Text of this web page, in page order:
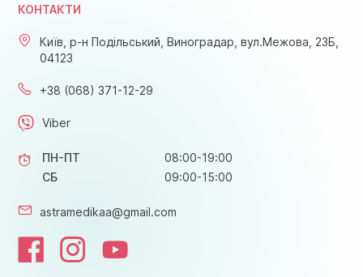
КОНТАКТИ
Київ, р-н Подільський, Виноградар, вул.Межова, 23Б,
04123
+38 (068) 371-12-29
Viber
ПН-ПТ
08:00-19:00
СБ
09:00-15:00
astramedikaa@gmail.com